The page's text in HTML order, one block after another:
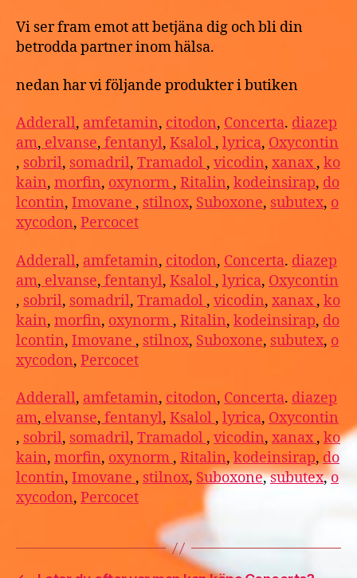
Vi ser fram emot att betjäna dig och bli din
betrodda partner inom hälsa.
nedan har vi följande produkter i butiken
Adderall, amfetamin, citodon, Concerta. diazep
am, elvanse, fentanyl, Ksalol , lyrica, Oxycontin
, sobril, somadril, Tramadol , vicodin, xanax, ko
kain, morfin, oxynorm , Ritalin, kodeinsirap, do
lcontin, Imovane , stilnox, Suboxone, subutex, o
xycodon, Percocet
Adderall, amfetamin, citodon, Concerta. diazep
am, elvanse, fentanyl, Ksalol , lyrica, Oxycontin
, sobril, somadril, Tramadol , vicodin, xanax, ko
kain, morfin, oxynorm , Ritalin, kodeinsirap, do
lcontin, Imovane , stilnox, Suboxone, subutex, o
xycodon, Percocet
Adderall, amfetamin, citodon, Concerta. diazep
am, elvanse, fentanyl, Ksalol , lyrica, Oxycontin
, sobril, somadril, Tramadol , vicodin, xanax, ko
kain, morfin, oxynorm , Ritalin,kodeinsirap,do
lcontin, Imovane , stilnox, Suboxone,subutex,o
xycodon, Percocet